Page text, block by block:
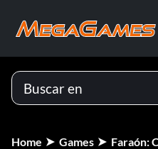
Home Games
Faraón: